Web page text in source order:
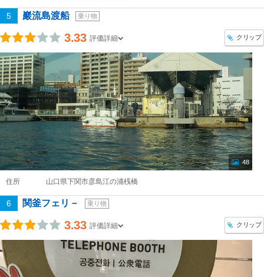
5 巖流島渡船 乗り物
3.33 評価詳細 クリップ
48
住所 山口県下関市彦島江の浦桟橋
6 関釜フェリ－ 乗り物
3.33 評価詳細 クリップ